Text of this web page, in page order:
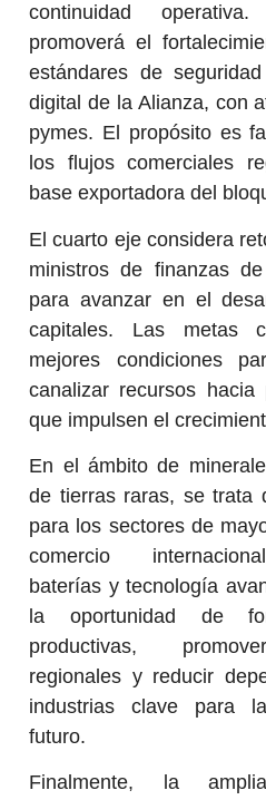
continuidad
promoverá el
estándares de
digital de la Alianza, con
pymes. El propósito es
los flujos comerciales
base exportadora del
El cuarto eje considera
ministros de finanzas
para avanzar en el
capitales. Las metas
mejores condiciones
canalizar recursos hacia
que impulsen el
En el ámbito de
de tierras raras, se trata
para los sectores de
comercio
baterías y tecnología
la oportunidad de
productivas,
regionales y reducir
industrias clave para
futuro.
Finalmente, la